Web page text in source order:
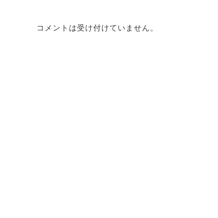
コメントは受け付けていません。